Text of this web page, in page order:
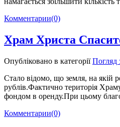
Комментарии(0)
Храм Христа
Опубліковано в категоріїПогляд
Стало відомо, що земля, на якій
рублів.Фактично територія
фондом в оренду.При цьому
Комментарии(0)